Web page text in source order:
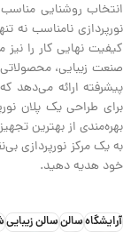
انتخاب روشنایی
نورپردازی نامناسب نه
کیفیت نهایی کار را
پیشرفته ارائه می‌دهد
برای طراحی یک پلان
بهره‌مندی از بهترین
به یک مرکز نورپردازی
خود هدیه دهید.
آرایشگاهسالنسالن زیبایی